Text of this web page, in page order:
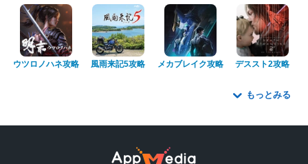
ウツロノハネ攻略 風雨来記5攻略 メカブレイク攻略 デススト2攻略
もっとみる